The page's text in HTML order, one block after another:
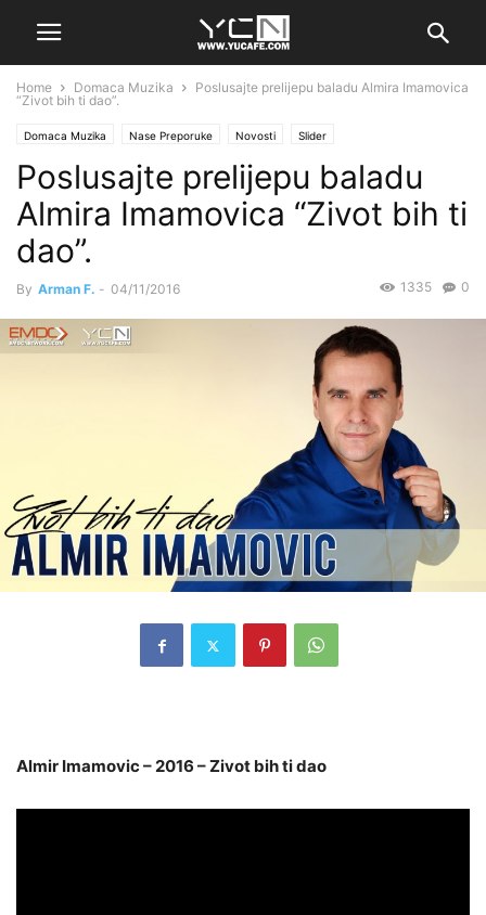
Home Domaca Muzika
Poslusajte prelijepu baladu Almira Imamovica
“Zivot bih ti dao”.
Domaca Muzika Nase Preporuke Novosti Slider
Poslusajte prelijepu baladu
Almira Imamovica “Zivot bih ti
dao”.
By Arman F. - 04/11/2016 0
1335
Almir Imamovic – 2016 – Zivot bih ti dao